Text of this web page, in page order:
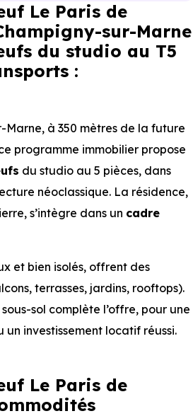
Le Paris de
sur-Marne
du studio au T5
:
Marne, à 350 mètres de la future
programme immobilier propose
du studio au 5 pièces, dans
néoclassique. La résidence,
s’intègre dans un cadre
et bien isolés, offrent des
terrasses, jardins, rooftops).
sol complète l’offre, pour une
investissement locatif réussi.
Le Paris de